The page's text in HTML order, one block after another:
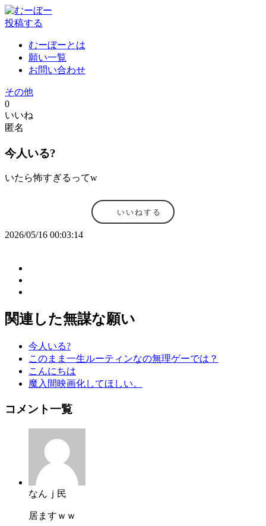
投稿する
むーぼーとは
願い一覧
お問い合わせ
その他
0
いいね
匿名
今人いる?
いたら怖すぎるってw
いいねする
2026/05/16 00:03:14
関連した無謀な願い
今人いる?
このまま一生ルーティンなの無理ゲーでは？
こんにちは
魔入間映画化してほしい。
コメント一覧
なんｊ民
居ますｗｗ